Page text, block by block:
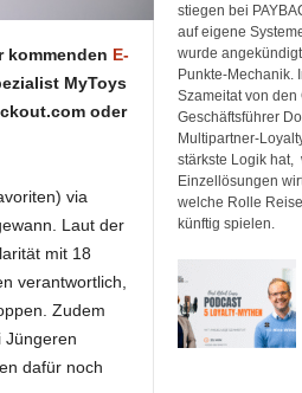
kommenden E-
MyToys
oder
via
Laut der
mit 18
verantwortlich,
Zudem
Jüngeren
dafür noch
stiegen bei
auf eigene
wurde
Punkte-Mechanik.
Szameitat von den
Geschäftsführer
Multipartner-
stärkste Logik hat,
Einzellösungen
welche Rolle
künftig spielen.